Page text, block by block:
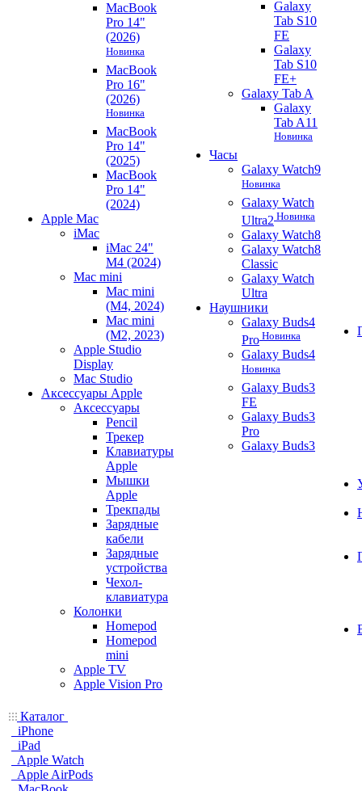
MacBook
Pro 14"
(2026)
Новинка
MacBook
Pro 16"
(2026)
Новинка
MacBook
Pro 14"
(2025)
MacBook
Pro 14"
(2024)
Apple Mac
iMac
iMac 24"
M4 (2024)
Mac mini
Mac mini
(M4, 2024)
Mac mini
(M2, 2023)
Apple Studio
Display
Mac Studio
Аксессуары Apple
Аксессуары
Pencil
Трекер
Клавиатуры
Apple
Мышки
Apple
Трекпады
Зарядные
кабели
Зарядные
устройства
Чехол-
клавиатура
Колонки
Homepod
Homepod
mini
Apple TV
Apple Vision Pro
Galaxy
Tab S10
FE
Galaxy
Tab S10
FE+
Galaxy Tab A
Galaxy
Tab A11
Новинка
Часы
Galaxy Watch9
Новинка
Galaxy Watch
Ultra2 Новинка
Galaxy Watch8
Galaxy Watch8
Classic
Galaxy Watch
Ultra
Наушники
Galaxy Buds4
Pro Новинка
Galaxy Buds4
Новинка
Galaxy Buds3
FE
Galaxy Buds3
Pro
Galaxy Buds3
Каталог
iPhone
iPad
Apple Watch
Apple AirPods